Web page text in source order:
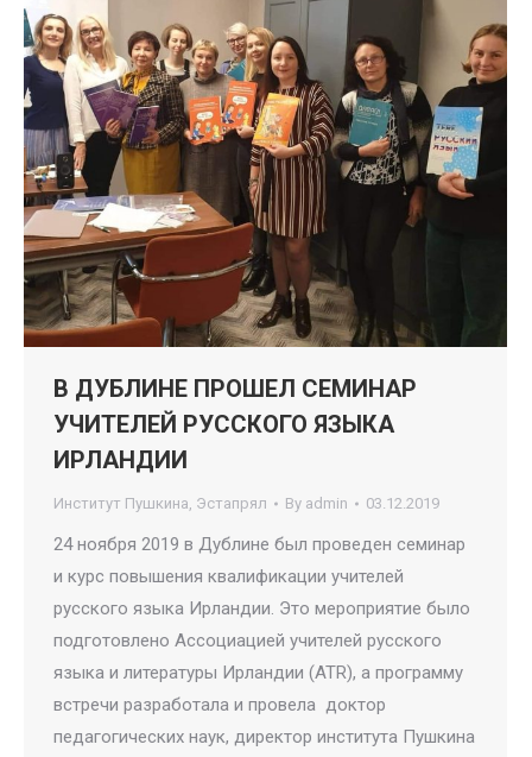
В ДУБЛИНЕ ПРОШЕЛ СЕМИНАР
УЧИТЕЛЕЙ РУССКОГО ЯЗЫКА
ИРЛАНДИИ
Институт Пушкина, Эстапрял By admin 03.12.2019
24 ноября 2019 в Дублине был проведен семинар
и курс повышения квалификации учителей
русского языка Ирландии. Это мероприятие было
подготовлено Ассоциацией учителей русского
языка и литературы Ирландии (ATR), а программу
встречи разработала и провела доктор
педагогических наук, директор института Пушкина